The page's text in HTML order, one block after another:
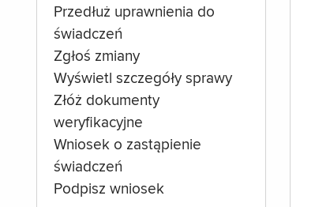
Przedłuż uprawnienia do
świadczeń
Zgłoś zmiany
Wyświetl szczegóły sprawy
Złóż dokumenty
weryfikacyjne
Wniosek o zastąpienie
świadczeń
Podpisz wniosek